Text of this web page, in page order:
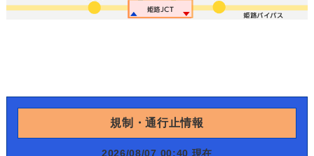
規制・通行止情報
2026/08/07 00:40 現在